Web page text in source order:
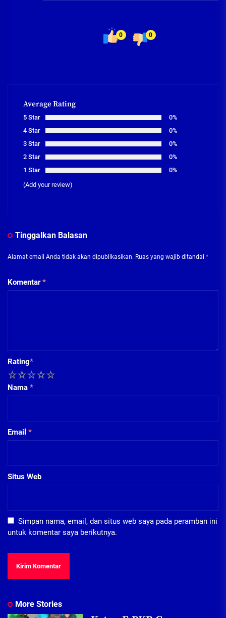
0 0
Average Rating
5 Star
0%
4 Star
0%
3 Star
0%
2 Star
0%
1 Star
0%
(Add your review)
Tinggalkan Balasan
Alamat email Anda tidak akan dipublikasikan. Ruas yang wajib ditandai *
Komentar*
Rating*
5
4
3
2
Nama *
Email *
Situs Web
Simpan nama, email, dan situs web saya pada peramban ini
untuk komentar saya berikutnya.
More Stories